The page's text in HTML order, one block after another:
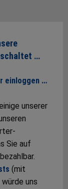
…
einloggen …
unserer
Sie auf
(mit
uns